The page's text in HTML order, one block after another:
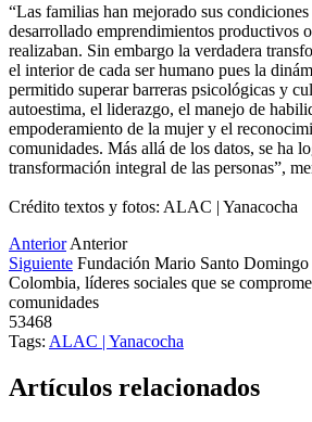
“Las familias han mejorado sus
desarrollado emprendimientos productivos
realizaban. Sin embargo la verdadera
el interior de cada ser humano pues la
permitido superar barreras psicológicas y
autoestima, el liderazgo, el manejo de
empoderamiento de la mujer y el
comunidades. Más allá de los datos, se ha
transformación integral de las personas”,
Crédito textos y fotos: ALAC | Yanacocha
Anterior Anterior
Siguiente Fundación Mario Santo Domingo
Colombia, líderes sociales que se
comunidades
53468
Tags: ALAC | Yanacocha
Artículos relacionados